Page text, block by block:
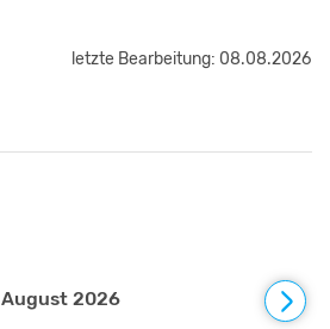
letzte Bearbeitung: 08.08.2026
August 2026